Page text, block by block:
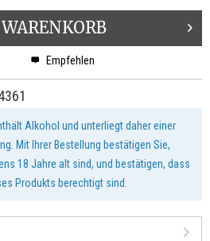
WARENKORB
Empfehlen
Alkohol und unterliegt daher einer
Mit Ihrer Bestellung bestätigen Sie,
18 Jahre alt sind, und bestätigen, dass
Produkts berechtigt sind.